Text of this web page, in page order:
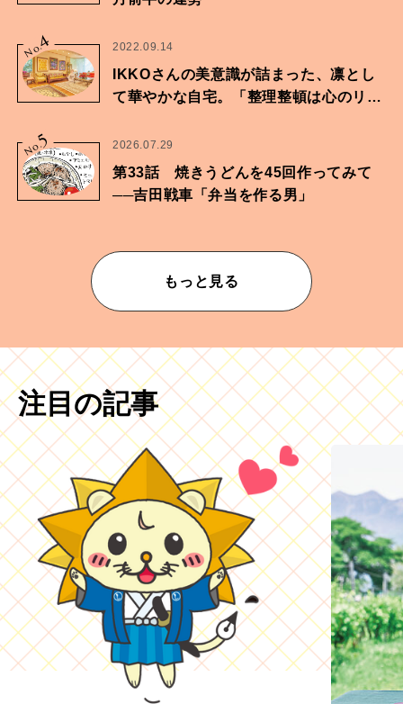
No.4 2022.09.14
IKKOさんの美意識が詰まった、凛とし
て華やかな自宅。「整理整頓は心のリズ
No.5 2026.07.29
第33話 焼きうどんを45回作ってみて
──吉田戦車「弁当を作る男」
もっと見る
注目の記事